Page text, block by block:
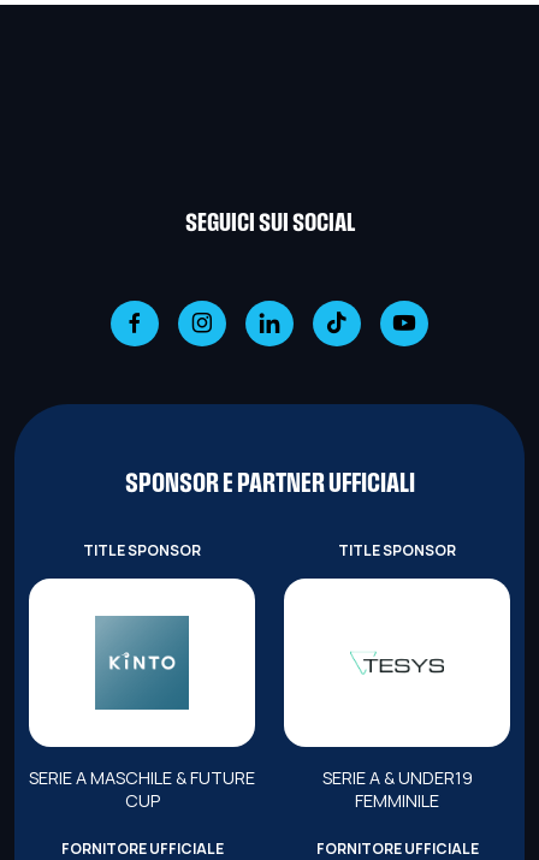
SEGUICI SUI SOCIAL
SPONSOR E PARTNER UFFICIALI
TITLE SPONSOR
SERIE A MASCHILE & FUTURE
CUP
TITLE SPONSOR
SERIE A & UNDER19
FEMMINILE
FORNITORE UFFICIALE FORNITORE UFFICIALE